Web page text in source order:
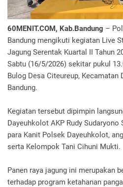
60MENIT.COM, Kab.Bandung –
Bandung mengikuti kegiatan Live
Jagung Serentak Kuartal II Tahun
Sabtu (16/5/2026) sekitar pukul
Bulog Desa Citeureup, Kecamatan
Bandung.
Kegiatan tersebut dipimpin
Dayeuhkolot AKP Rudy Sudaryono
para Kanit Polsek Dayeuhkolot,
serta Kelompok Tani Cihuni Mukti.
Panen raya jagung ini merupakan
terhadap program ketahanan